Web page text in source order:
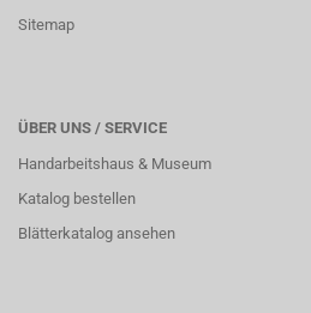
Sitemap
ÜBER UNS / SERVICE
Handarbeitshaus & Museum
Katalog bestellen
Blätterkatalog ansehen